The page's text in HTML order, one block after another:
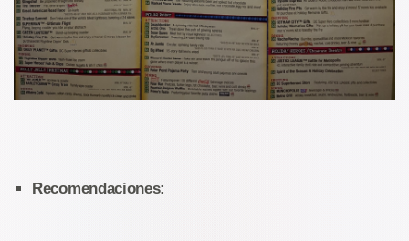
Recomendaciones: